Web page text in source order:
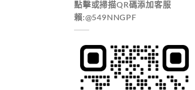
點擊或掃描QR碼添加客服
賴:@549NNGPF